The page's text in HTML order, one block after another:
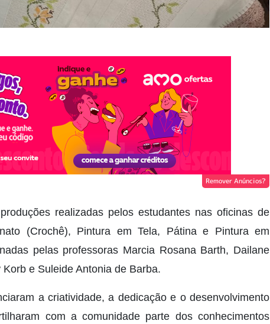
Remover Anúncios?
realizadas pelos estudantes nas oficinas de
(Crochê), Pintura em Tela, Pátina e Pintura em
pelas professoras Marcia Rosana Barth, Dailane
e Suleide Antonia de Barba.
a criatividade, a dedicação e o desenvolvimento
com a comunidade parte dos conhecimentos